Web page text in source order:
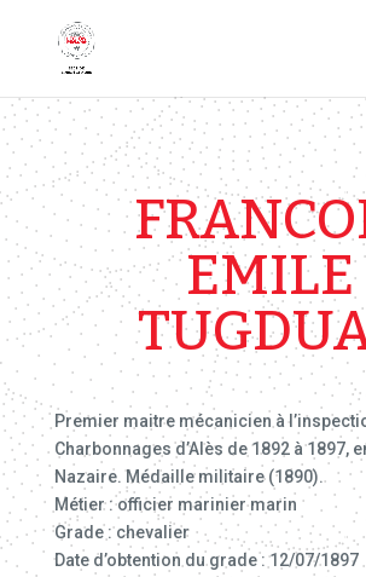
EMILE
Premier maitre mécanicien à
Charbonnages d’Alès de 1892 à 1897,
Nazaire. Médaille militaire (1890).
Métier : officier marinier marin
Grade : chevalier
Date d’obtention du grade : 12/07/1897